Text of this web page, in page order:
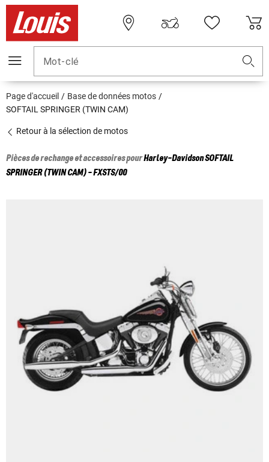
Mot-clé
Page d'accueil
Base de données motos
SOFTAIL SPRINGER (TWIN CAM)
Retour à la sélection de motos
Pièces de rechange et accessoires pourHarley-DavidsonSOFTAIL
SPRINGER (TWIN CAM) - FXSTS/00